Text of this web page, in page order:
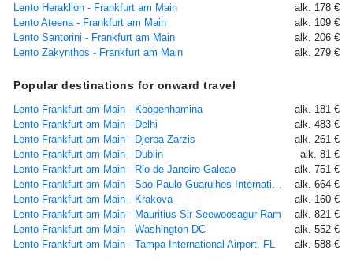
Lento Heraklion - Frankfurt am Main
alk. 178 €
Lento Ateena - Frankfurt am Main
alk. 109 €
Lento Santorini - Frankfurt am Main
alk. 206 €
Lento Zakynthos - Frankfurt am Main
alk. 279 €
Popular destinations for onward travel
Lento Frankfurt am Main - Kööpenhamina
alk. 181 €
Lento Frankfurt am Main - Delhi
alk. 483 €
Lento Frankfurt am Main - Djerba-Zarzis
alk. 261 €
Lento Frankfurt am Main - Dublin
alk. 81 €
Lento Frankfurt am Main - Rio de Janeiro Galeao
alk. 751 €
Lento Frankfurt am Main - Sao Paulo Guarulhos International Airport
alk. 664 €
Lento Frankfurt am Main - Krakova
alk. 160 €
Lento Frankfurt am Main - Mauritius Sir Seewoosagur Ram
alk. 821 €
Lento Frankfurt am Main - Washington-DC
alk. 552 €
Lento Frankfurt am Main - Tampa International Airport, FL
alk. 588 €